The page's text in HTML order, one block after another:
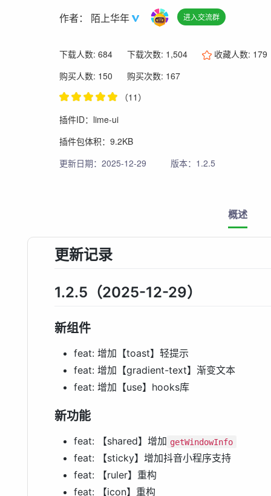
作者： 陌上华年 进入交流群
下载人数: 684 下载次数: 1,504 收藏人数: 179
购买人数: 150
购买次数: 167
（11）
插件ID：lime-ui
插件包体积：9.2KB
更新日期：2025-12-29
版本：1.2.5
概述
更新记录
1.2.5（2025-12-29）
新组件
feat: 增加【toast】轻提示
feat: 增加【gradient-text】渐变文本
feat: 增加【use】hooks库
新功能
feat: 【shared】增加 getWindowInfo
feat: 【sticky】增加抖音小程序支持
feat: 【ruler】重构
feat: 【icon】重构